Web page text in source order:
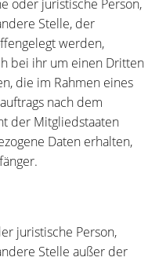
oder juristische Person,
Stelle, der
werden,
bei ihr um einen Dritten
die im Rahmen eines
nach dem
der Mitgliedstaaten
Daten erhalten,
juristische Person,
Stelle außer der